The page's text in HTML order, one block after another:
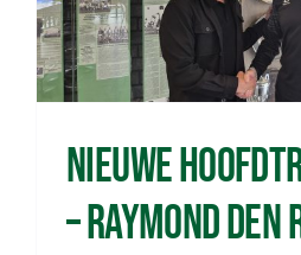
Clubinformatie
Het eerste
Organisatie
Nieuwe
– Raymond den